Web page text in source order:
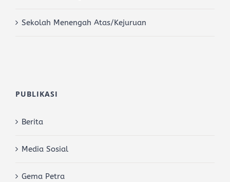
Sekolah Menengah Atas/Kejuruan
PUBLIKASI
Berita
Media Sosial
Gema Petra